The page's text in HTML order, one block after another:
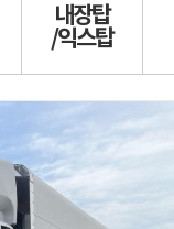
내장탑
/익스탑